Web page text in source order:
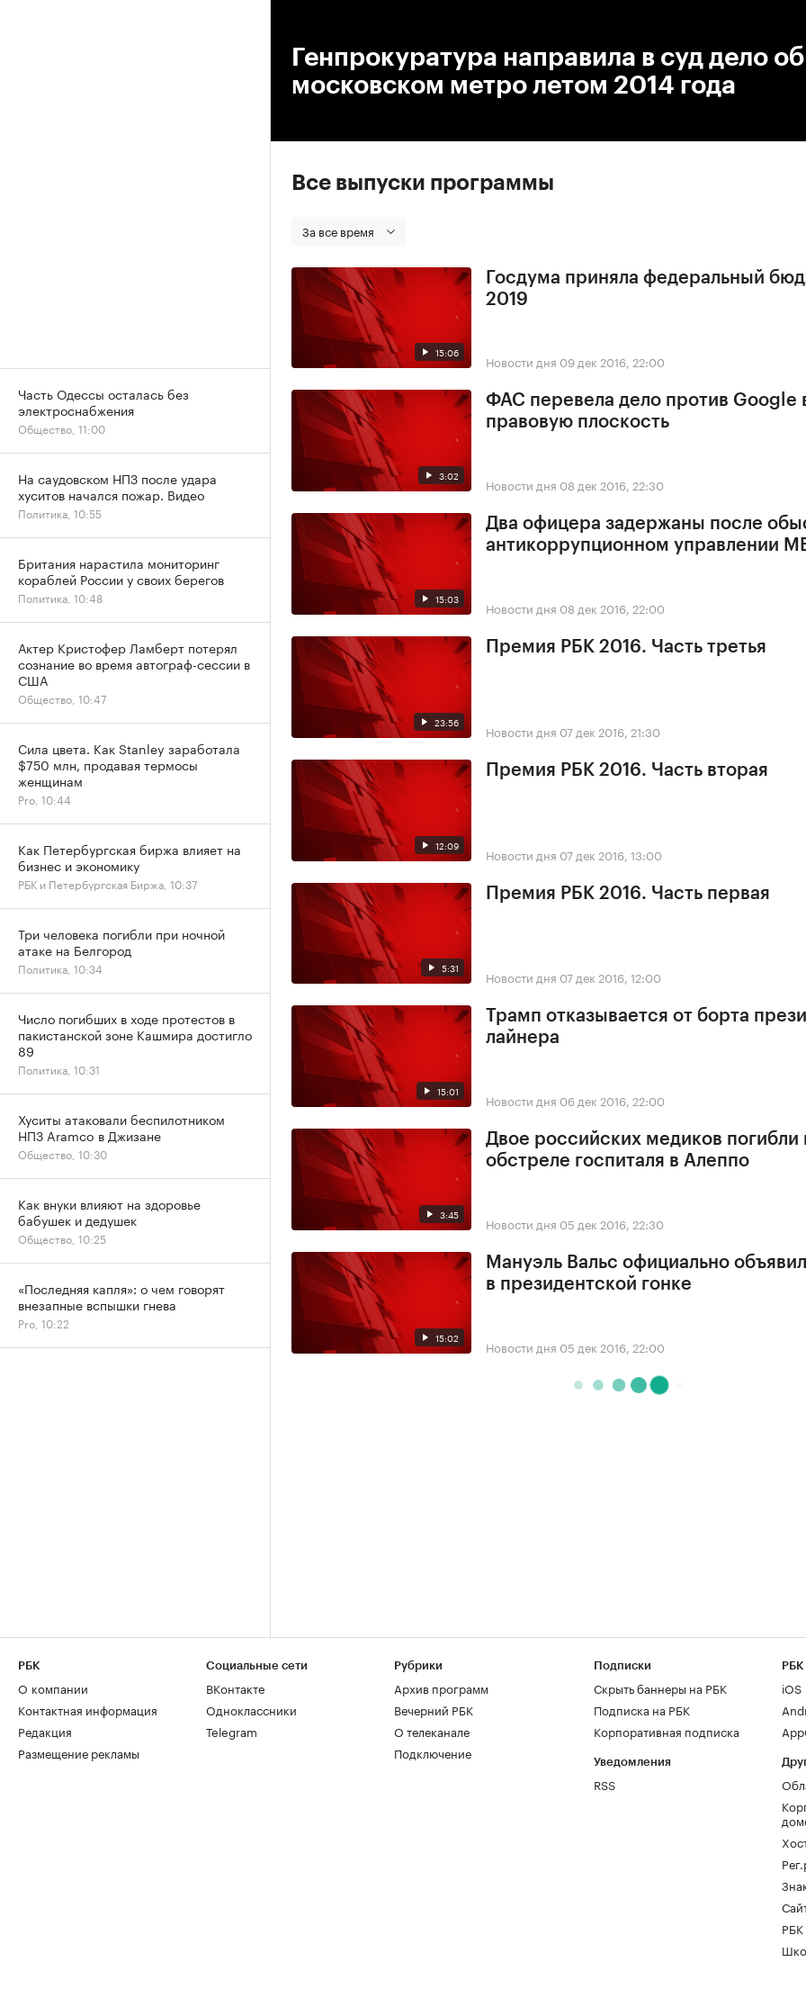
Генпрокуратура направила в суд дело
московском метро летом 2014 года
Все выпуски программы
За все время
15:06
Госдума приняла федеральный
2019
Новости дня 09 дек 2016, 22:00
3:02
ФАС перевела дело против Google
правовую плоскость
Новости дня 08 дек 2016, 22:30
15:03
Два офицера задержаны после
антикоррупционном управлении
Новости дня 08 дек 2016, 22:00
23:56
Премия РБК 2016. Часть третья
Новости дня 07 дек 2016, 21:30
12:09
Премия РБК 2016. Часть вторая
Новости дня 07 дек 2016, 13:00
5:31
Премия РБК 2016. Часть первая
Новости дня 07 дек 2016, 12:00
15:01
Трамп отказывается от борта
лайнера
Новости дня 06 дек 2016, 22:00
3:45
Двое российских медиков погибли
обстреле госпиталя в Алеппо
Новости дня 05 дек 2016, 22:30
15:02
Мануэль Вальс официально
в президентской гонке
Новости дня 05 дек 2016, 22:00
Часть Одессы осталась без
электроснабжения
Общество, 11:00
На саудовском НПЗ после удара
хуситов начался пожар. Видео
Политика, 10:55
Британия нарастила мониторинг
кораблей России у своих берегов
Политика, 10:48
Актер Кристофер Ламберт потерял
сознание во время автограф-сессии в
США
Общество, 10:47
Сила цвета. Как Stanley заработала
$750 млн, продавая термосы
женщинам
Pro, 10:44
Как Петербургская биржа влияет на
бизнес и экономику
РБК и Петербургская Биржа, 10:37
Три человека погибли при ночной
атаке на Белгород
Политика, 10:34
Число погибших в ходе протестов в
пакистанской зоне Кашмира достигло
89
Политика, 10:31
Хуситы атаковали беспилотником
НПЗ Aramco в Джизане
Общество, 10:30
Как внуки влияют на здоровье
бабушек и дедушек
Общество, 10:25
«Последняя капля»: о чем говорят
внезапные вспышки гнева
Pro, 10:22
РБК
О компании
Контактная информация
Редакция
Размещение рекламы
Социальные сети
ВКонтакте
Одноклассники
Telegram
Рубрики
Архив программ
Вечерний РБК
О телеканале
Подключение
Подписки
Скрыть баннеры на РБК
Подписка на РБК
Корпоративная подписка
Уведомления
RSS
РБК
iOS